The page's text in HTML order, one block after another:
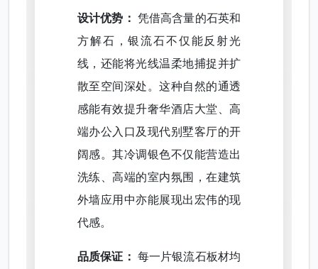
设计优势： 凭借高含量的石英和
方解石，银流石不仅能反射光
线，还能将光线温柔地捕捉并扩
散至空间深处。这种自然的通透
感能有效提升奢华酒店大堂、高
端办公入口及现代别墅客厅的开
阔感。其冷调银色不仅能营造出
洗练、高端的室内氛围，在建筑
外墙应用中亦能展现出宏伟的现
代感。
品质保证： 每一片银流石板材均